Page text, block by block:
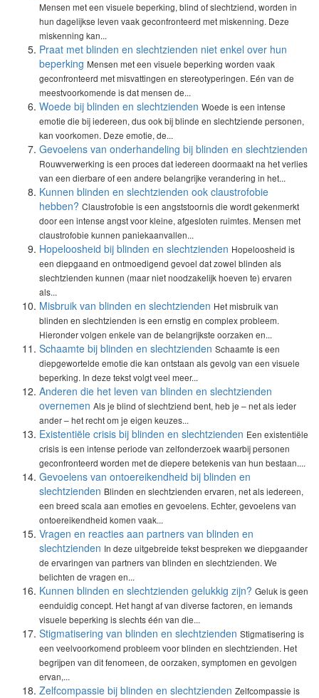
Mensen met een visuele beperking, blind of slechtziend, worden in
hun dagelijkse leven vaak geconfronteerd met miskenning. Deze
miskenning kan...
Praat met blinden en slechtzienden niet enkel over hun
beperking Mensen met een visuele beperking worden vaak
geconfronteerd met misvattingen en stereotyperingen. Eén van de
meestvoorkomende is dat mensen de...
Woede bij blinden en slechtzienden Woede is een intense
emotie die bij iedereen, dus ook bij blinde en slechtziende personen,
kan voorkomen. Deze emotie, de...
Gevoelens van onderhandeling bij blinden en slechtzienden
Rouwverwerking is een proces dat iedereen doormaakt na het verlies
van een dierbare of een andere belangrijke verandering in het...
Kunnen blinden en slechtzienden ook claustrofobie
hebben? Claustrofobie is een angststoornis die wordt gekenmerkt
door een intense angst voor kleine, afgesloten ruimtes. Mensen met
claustrofobie kunnen paniekaanvallen...
Hopeloosheid bij blinden en slechtzienden Hopeloosheid is
een diepgaand en ontmoedigend gevoel dat zowel blinden als
slechtzienden kunnen (maar niet noodzakelijk hoeven te) ervaren
als...
Misbruik van blinden en slechtzienden Het misbruik van
blinden en slechtzienden is een ernstig en complex probleem.
Hieronder volgen enkele van de belangrijkste oorzaken en...
Schaamte bij blinden en slechtzienden Schaamte is een
diepgewortelde emotie die kan ontstaan als gevolg van een visuele
beperking. In deze tekst volgt veel meer...
Anderen die het leven van blinden en slechtzienden
overnemen Als je blind of slechtziend bent, heb je – net als ieder
ander – het recht om je eigen keuzes...
Existentiële crisis bij blinden en slechtzienden Een existentiële
crisis is een intense periode van zelfonderzoek waarbij personen
geconfronteerd worden met de diepere betekenis van hun bestaan....
Gevoelens van ontoereikendheid bij blinden en
slechtzienden Blinden en slechtzienden ervaren, net als iedereen,
een breed scala aan emoties en gevoelens. Echter, gevoelens van
ontoereikendheid komen vaak...
Vragen en reacties aan partners van blinden en
slechtzienden In deze uitgebreide tekst bespreken we diepgaander
de ervaringen van partners van blinden en slechtzienden. We
belichten de vragen en...
Kunnen blinden en slechtzienden gelukkig zijn? Geluk is geen
eenduidig concept. Het hangt af van diverse factoren, en iemands
visuele beperking is slechts één van die...
Stigmatisering van blinden en slechtzienden Stigmatisering is
een veelvoorkomend probleem voor blinden en slechtzienden. Het
begrijpen van dit fenomeen, de oorzaken, symptomen en gevolgen
ervan,...
Zelfcompassie bij blinden en slechtzienden Zelfcompassie is